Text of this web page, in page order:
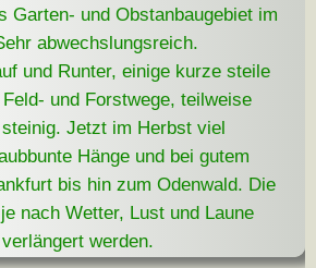
Garten- und Obstanbaugebiet im
abwechslungsreich.
und Runter, einige kurze steile
und Forstwege, teilweise
Jetzt im Herbst viel
Hänge und bei gutem
bis hin zum Odenwald. Die
nach Wetter, Lust und Laune
werden.